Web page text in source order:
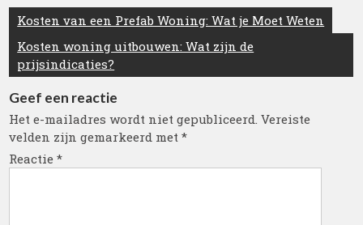
Berichtnavigatie
Kosten van een Prefab Woning: Wat je Moet Weten
Kosten woning uitbouwen: Wat zijn de
prijsindicaties?
Geef een reactie
Het e-mailadres wordt niet gepubliceerd. Vereiste
velden zijn gemarkeerd met*
Reactie*